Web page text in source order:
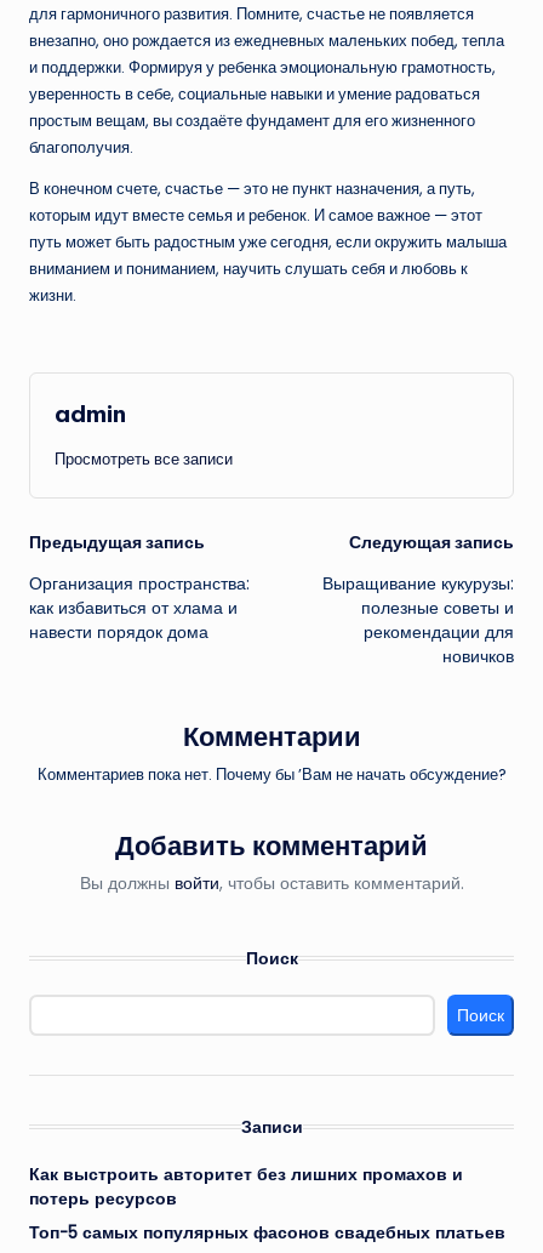
для гармоничного развития. Помните, счастье не появляется
внезапно, оно рождается из ежедневных маленьких побед, тепла
и поддержки. Формируя у ребенка эмоциональную грамотность,
уверенность в себе, социальные навыки и умение радоваться
простым вещам, вы создаёте фундамент для его жизненного
благополучия.
В конечном счете, счастье — это не пункт назначения, а путь,
которым идут вместе семья и ребенок. И самое важное — этот
путь может быть радостным уже сегодня, если окружить малыша
вниманием и пониманием, научить слушать себя и любовь к
жизни.
admin
Просмотреть все записи
Навигация
записи
Предыдущая запись
Организация пространства:
как избавиться от хлама и
навести порядок дома
Следующая запись
Выращивание кукурузы:
полезные советы и
рекомендации для
новичков
Комментарии
Комментариев пока нет. Почему бы ’Вам не начать обсуждение?
Добавить комментарий
Вы должны войти, чтобы оставить комментарий.
Поиск
Поиск
Записи
Как выстроить авторитет без лишних промахов и
потерь ресурсов
Топ-5 самых популярных фасонов свадебных платьев